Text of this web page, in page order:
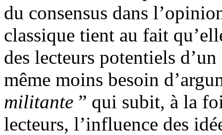
du consensus dans
classique tient au fait
des lecteurs potentiels
même moins besoin
militante ” qui subit, à la
lecteurs, l’influence des